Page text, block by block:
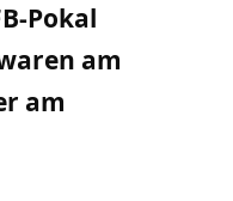
Pokal
am
am